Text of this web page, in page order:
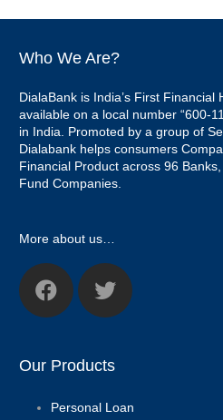
DialaBank is India’s First Financial
available on a local number “600-
in India. Promoted by a group of
Dialabank helps consumers
Financial Product across 96
More about us…